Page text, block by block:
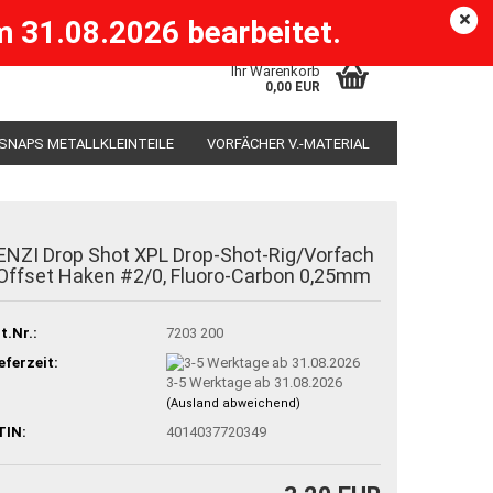
) Kundenlogin
Ihr Warenkorb
0,00 EUR
31.08.2026 bearbeitet.
METALLKLEINTEILE VORFÄCHER V.-MATERIAL
Drop Shot XPL Drop-Shot-Rig/Vorfach
Haken #2/0, Fluoro-Carbon 0,25mm
7203 200
3-5 Werktage ab 31.08.2026
(Ausland abweichend)
4014037720349